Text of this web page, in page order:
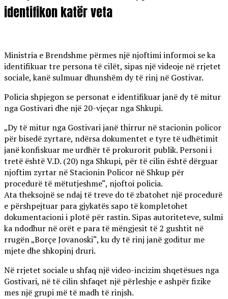
identifikon katër veta
Ministria e Brendshme përmes një njoftimi informoi se ka
identifikuar tre persona të cilët, sipas një videoje në rrjetet
sociale, kanë sulmuar dhunshëm dy të rinj në Gostivar.
Policia shpjegon se personat e identifikuar janë dy të mitur
nga Gostivari dhe një 20-vjeçar nga Shkupi.
„Dy të mitur nga Gostivari janë thirrur në stacionin policor
për bisedë zyrtare, ndërsa dokumentet e tyre të udhëtimit
janë konfiskuar me urdhër të prokurorit publik. Personi i
tretë është V.D. (20) nga Shkupi, për të cilin është dërguar
njoftim zyrtar në Stacionin Policor në Shkup për
procedurë të mëtutjeshme“, njoftoi policia.
Ata theksojnë se ndaj të treve do të zbatohet një procedurë
e përshpejtuar para gjykatës sapo të kompletohet
dokumentacioni i plotë për rastin. Sipas autoriteteve, sulmi
ka ndodhur në orët e para të mëngjesit të 2 gushtit në
rrugën „Borçe Jovanoski“, ku dy të rinj janë goditur me
mjete dhe shkopinj druri.
Në rrjetet sociale u shfaq një video-incizim shqetësues nga
Gostivari, në të cilin shfaqet një përleshje e ashpër fizike
mes një grupi më të madh të rinjsh.